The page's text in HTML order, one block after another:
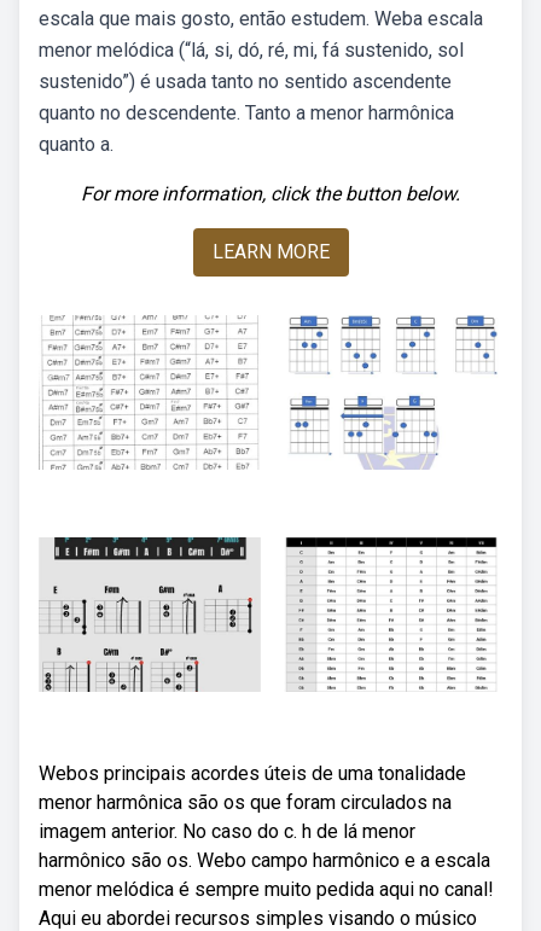
escala que mais gosto, então estudem. Weba escala
menor melódica (“lá, si, dó, ré, mi, fá sustenido, sol
sustenido”) é usada tanto no sentido ascendente
quanto no descendente. Tanto a menor harmônica
quanto a.
For more information, click the button below.
LEARN MORE
Webos principais acordes úteis de uma tonalidade
menor harmônica são os que foram circulados na
imagem anterior. No caso do c. h de lá menor
harmônico são os. Webo campo harmônico e a escala
menor melódica é sempre muito pedida aqui no canal!
Aqui eu abordei recursos simples visando o músico